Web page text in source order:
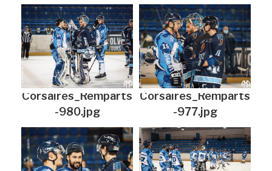
Corsaires_Remparts
-980.jpg
Corsaires_Remparts
-977.jpg